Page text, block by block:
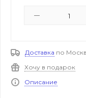
Доставка по
Хочу в подарок
Описание